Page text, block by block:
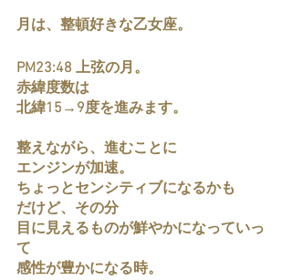
月は、整頓好きな乙女座。
PM23:48 上弦の月。
赤緯度数は
北緯15→9度を進みます。
整えながら、進むことに
エンジンが加速。
ちょっとセンシティブになるかも
だけど、その分
目に見えるものが鮮やかになっていっ
て
感性が豊かになる時。